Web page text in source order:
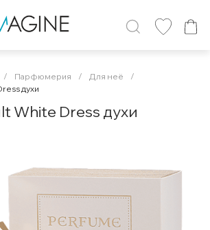
/ Парфюмерия / Для неё
/
духи
White Dress духи